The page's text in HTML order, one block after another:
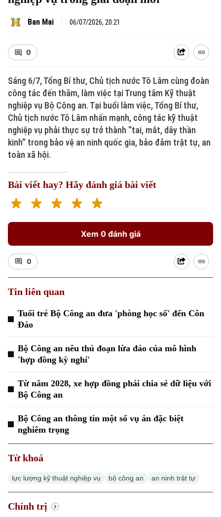
Xu hướng
Chuyên mục
Xã hội
Nhịp sống Hà Nội
Ban Mai 06/07/2026, 20:21
0
Sáng 6/7, Tổng Bí thư, Chủ tịch nước Tô Lâm cùng đoàn
công tác đến thăm, làm việc tại Trung tâm Kỹ thuật
nghiệp vụ Bộ Công an. Tại buổi làm việc, Tổng Bí thư,
Chủ tịch nước Tô Lâm nhấn mạnh, công tác kỹ thuật
nghiệp vụ phải thực sự trở thành “tai, mắt, dây thần
kinh” trong bảo vệ an ninh quốc gia, bảo đảm trật tự, an
toàn xã hội.
Bài viết hay? Hãy đánh giá bài viết
Xem 0 đánh giá
0
Tin liên quan
Tuổi trẻ Bộ Công an đưa 'phòng học số' đến Côn
Đảo
Bộ Công an nêu thủ đoạn lừa đảo của mô hình
'hợp đồng kỳ nghỉ'
Từ năm 2028, xe hợp đồng phải chia sẻ dữ liệu với
Bộ Công an
Bộ Công an thông tin một số vụ án đặc biệt
nghiêm trọng
Từ khoá
lực lượng kỹ thuật nghiệp vụ bộ công an an ninh trật tự
Chính trị